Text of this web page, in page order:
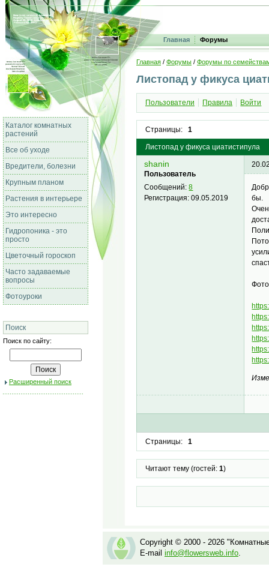
Главная Форумы
Каталог комнатных
растений
Все об уходе
Вредители, болезни
Крупным планом
Растения в интерьере
Это интересно
Гидропоника - это
просто
Цветочный гороскоп
Часто задаваемые
вопросы
Фотоуроки
Поиск
Поиск по сайту:
Расширенный поиск
Главная / Форумы / Форумы по
Листопад у фикуса
Пользователи Правила Войти
Страницы: 1
Листопад у фикуса циатистипула
shanin
Пользователь
Сообщений:8
Регистрация:09.05.2019
бы.
Страницы: 1
Читают тему (гостей: 1)
Copyright © 2000 - 2026
E-mail info@flowersweb.info.